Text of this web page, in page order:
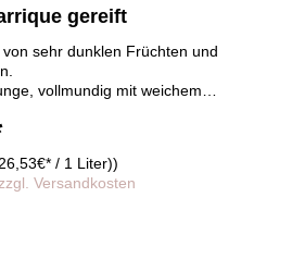
gereift
sehr dunklen Früchten und
vollmundig mit weichem
gereift
/ 1 Liter))
Versandkosten